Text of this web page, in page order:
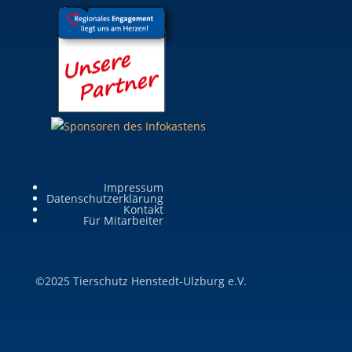
Impressum
Datenschutzerklärung
Kontakt
Für Mitarbeiter
©2025 Tierschutz Henstedt-Ulzburg e.V.